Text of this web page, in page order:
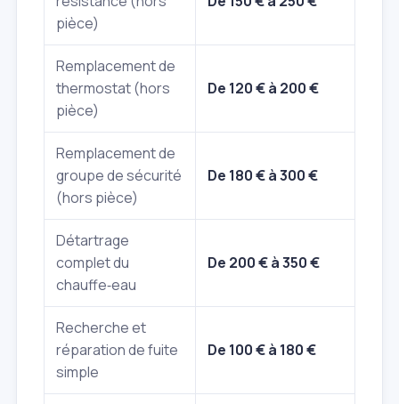
pièce)
Remplacement de
thermostat (hors
pièce)
De 120 € à 200 €
Remplacement de
groupe de sécurité
(hors pièce)
De 180 € à 300 €
Détartrage
complet du
chauffe‑eau
De 200 € à 350 €
Recherche et
réparation de fuite
simple
De 100 € à 180 €